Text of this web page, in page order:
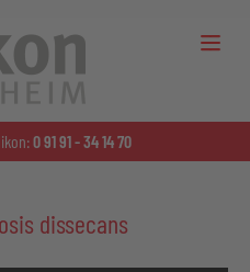
0 91 91 - 34 14 70
dissecans